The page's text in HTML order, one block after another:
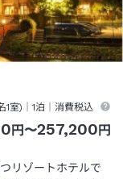
リゾートホテルで
1室)｜1泊 ｜消費税込
円〜257,200円